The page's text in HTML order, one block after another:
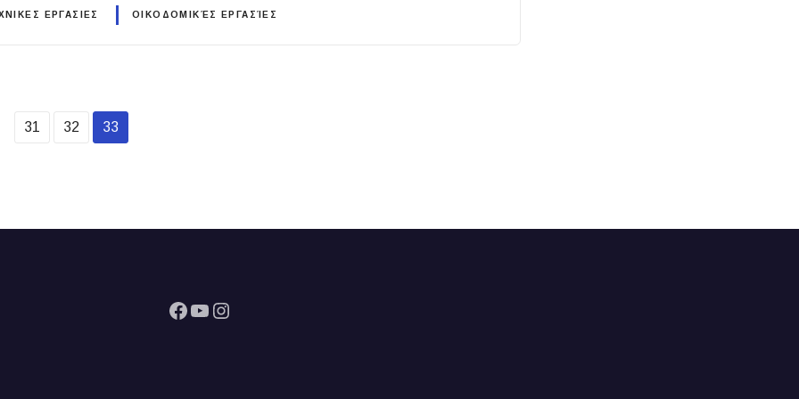
ΕΡΓΑΣΙΕΣ ΟΙΚΟΔΟΜΙΚΈΣ ΕΡΓΑΣΊΕΣ
31 32 33
Facebook YouTube Instagram